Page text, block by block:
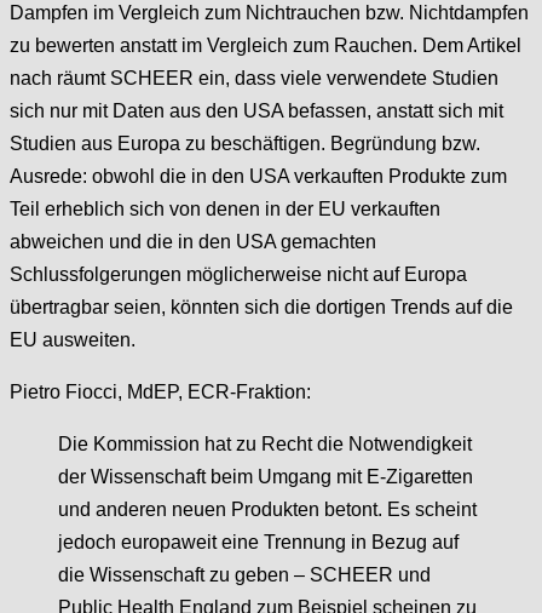
Dampfen im Vergleich zum Nichtrauchen bzw. Nichtdampfen
zu bewerten anstatt im Vergleich zum Rauchen. Dem Artikel
nach räumt SCHEER ein, dass viele verwendete Studien
sich nur mit Daten aus den USA befassen, anstatt sich mit
Studien aus Europa zu beschäftigen. Begründung bzw.
Ausrede: obwohl die in den USA verkauften Produkte zum
Teil erheblich sich von denen in der EU verkauften
abweichen und die in den USA gemachten
Schlussfolgerungen möglicherweise nicht auf Europa
übertragbar seien, könnten sich die dortigen Trends auf die
EU ausweiten.
Pietro Fiocci, MdEP, ECR-Fraktion:
Die Kommission hat zu Recht die Notwendigkeit
der Wissenschaft beim Umgang mit E-Zigaretten
und anderen neuen Produkten betont. Es scheint
jedoch europaweit eine Trennung in Bezug auf
die Wissenschaft zu geben – SCHEER und
Public Health England zum Beispiel scheinen zu